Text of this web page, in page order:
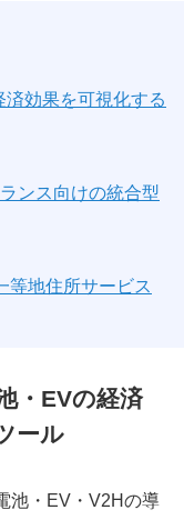
効果を可視化する
ンス向けの統合型
等地住所サービス
・EVの経済
ール
池・EV・V2Hの導